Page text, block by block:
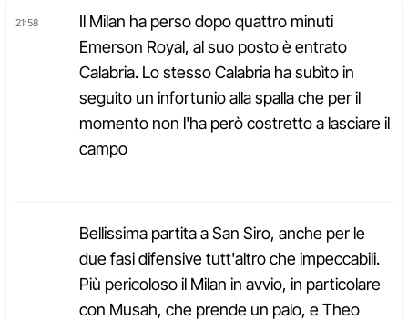
21:58
Il Milan ha perso dopo quattro minuti
Emerson Royal, al suo posto è entrato
Calabria. Lo stesso Calabria ha subìto in
seguito un infortunio alla spalla che per il
momento non l'ha però costretto a lasciare il
campo
Bellissima partita a San Siro, anche per le
due fasi difensive tutt'altro che impeccabili.
Più pericoloso il Milan in avvio, in particolare
con Musah, che prende un palo, e Theo